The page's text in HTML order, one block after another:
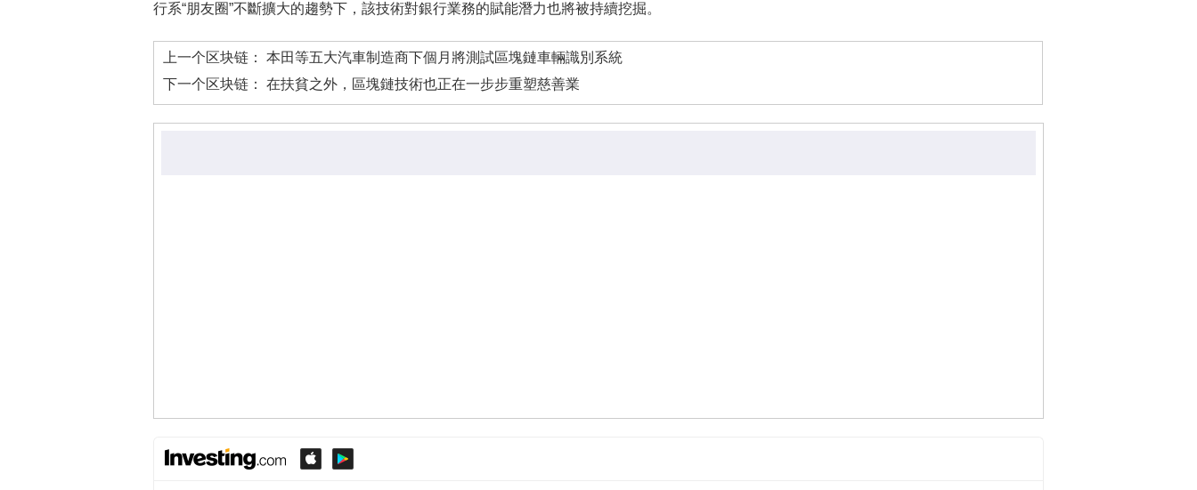
行系“朋友圈”不斷擴大的趨勢下，該技術對銀行業務的賦能潛力也將被持續挖掘。
上一个区块链： 本田等五大汽車制造商下個月將測試區塊鏈車輛識別系統
下一个区块链： 在扶貧之外，區塊鏈技術也正在一步步重塑慈善業